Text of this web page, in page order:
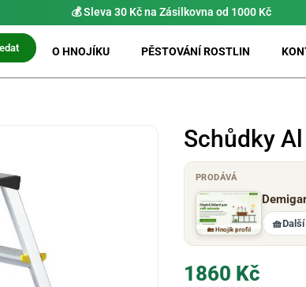
💰 Sleva 30 Kč na Zásilkovna od 1000 Kč
O HNOJÍKU PĚSTOVÁNÍ ROSTLIN
Schůdky
PRODÁVÁ
🏡 Hnojík profil 🧺
1860 Kč